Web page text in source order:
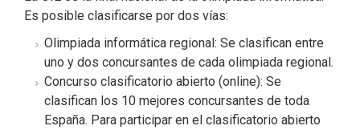
Es posible clasificarse por dos vías:
Olimpiada informática regional: Se clasifican entre
uno y dos concursantes de cada olimpiada regional.
Concurso clasificatorio abierto (online): Se
clasifican los 10 mejores concursantes de toda
España. Para participar en el clasificatorio abierto